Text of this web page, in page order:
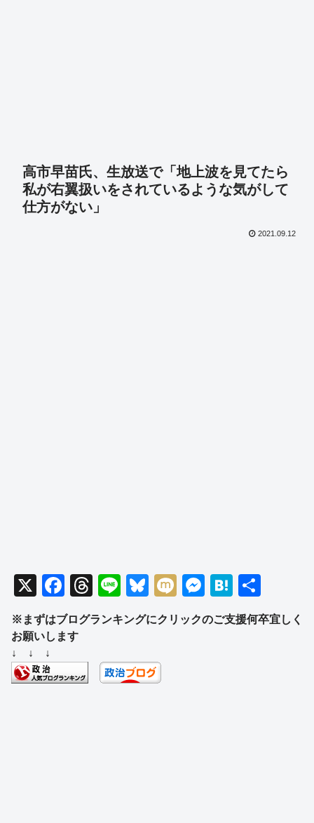
高市早苗氏、生放送で「地上波を見てたら
私が右翼扱いをされているような気がして
仕方がない」
2021.09.12
X
F
a
c
b
T
hr
e
d
Li
n
e
Bl
e
y
M
ixi
M
ss
H
at
e
有
※まずはブログランキングにクリックのご支援何卒宜しく
お願いします
↓ ↓ ↓